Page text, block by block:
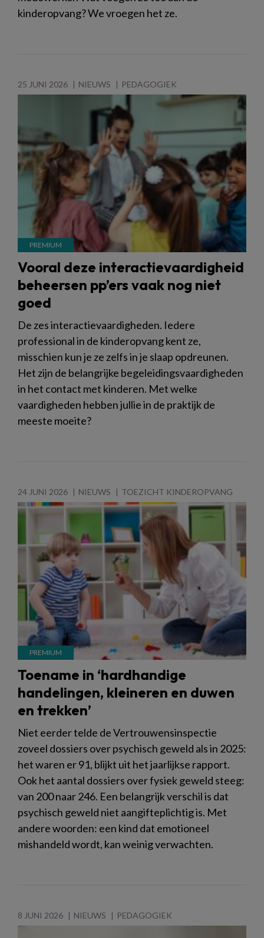
kinderopvang? We vroegen het ze.
25 JUNI 2026 NIEUWS PEDAGOGIEK
Vooral deze interactievaardigheid
beheersen pp’ers vaak nog niet
goed
De zes interactievaardigheden. Iedere
professional in de kinderopvang kent ze,
misschien kun je ze zelfs in je slaap opdreunen.
Het zijn de belangrijke begeleidingsvaardigheden
in het contact met kinderen. Met welke
vaardigheden hebben jullie in de praktijk de
meeste moeite?
24 JUNI 2026 NIEUWS TOEZICHT KINDEROPVANG
Toename in ‘hardhandige
handelingen, kleineren en duwen
en trekken’
Niet eerder telde de Vertrouwensinspectie
zoveel dossiers over psychisch geweld als in 2025:
het waren er 91, blijkt uit het jaarlijkse rapport.
Ook het aantal dossiers over fysiek geweld steeg:
van 200 naar 246. Een belangrijk verschil is dat
psychisch geweld niet aangifteplichtig is. Met
andere woorden: een kind dat emotioneel
mishandeld wordt, kan weinig verwachten.
8 JUNI 2026 NIEUWS PEDAGOGIEK